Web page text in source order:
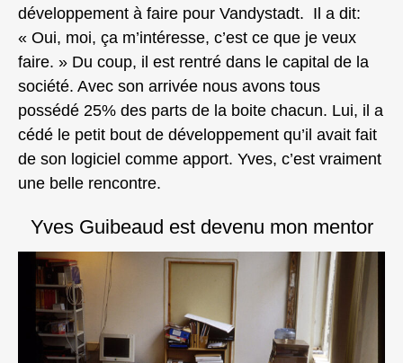
développement à faire pour Vandystadt. Il a dit:
« Oui, moi, ça m’intéresse, c’est ce que je veux
faire. » Du coup, il est rentré dans le capital de la
société. Avec son arrivée nous avons tous
possédé 25% des parts de la boite chacun. Lui, il a
cédé le petit bout de développement qu’il avait fait
de son logiciel comme apport. Yves, c’est vraiment
une belle rencontre.
Yves Guibeaud est devenu mon mentor